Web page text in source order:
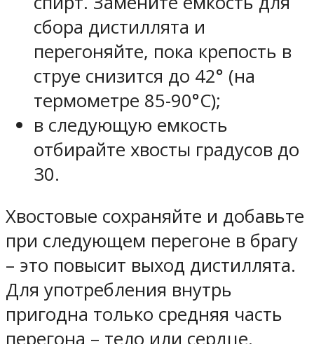
сбора дистиллята и
перегоняйте, пока крепость в
струе снизится до 42° (на
термометре 85-90°С);
в следующую емкость
отбирайте хвосты градусов до
30.
Хвостовые сохраняйте и добавьте
при следующем перегоне в брагу
– это повысит выход дистиллята.
Для употребления внутрь
пригодна только средняя часть
перегона – тело или сердце.